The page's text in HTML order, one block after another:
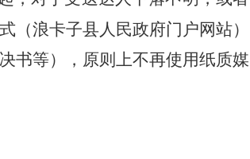
（浪卡子县人民政府门户网站）
书等），原则上不再使用纸质媒